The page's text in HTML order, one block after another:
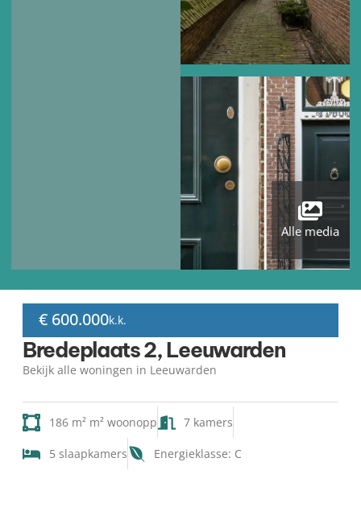
Alle media
€ 600.000k.k.
Bredeplaats 2, Leeuwarden
Bekijk alle woningen in Leeuwarden
186 m² m² woonopp 7 kamers
5 slaapkamers Energieklasse: C